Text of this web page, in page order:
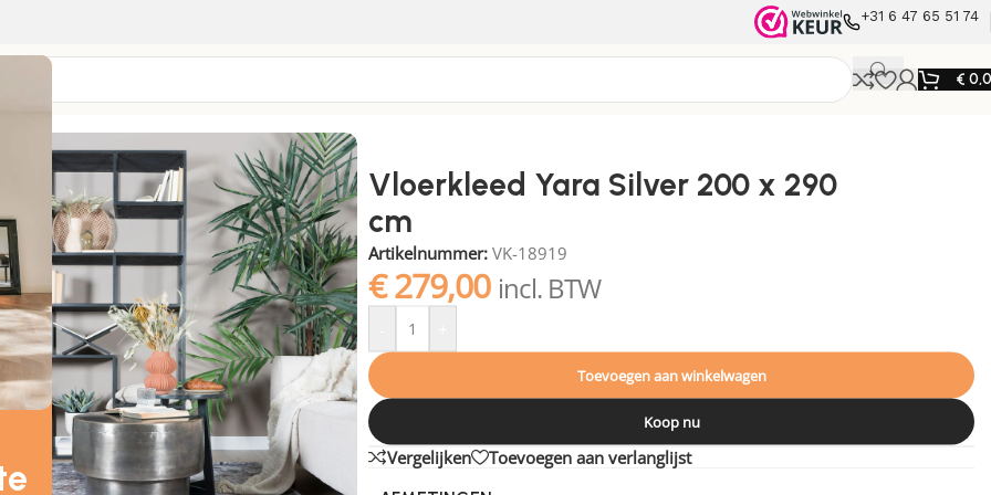
+31 6 47 65 51 74
€
Vloerkleed Yara Silver 200 x 290
cm
Artikelnummer:VK-18919
€279,00 incl. BTW
Toevoegen aan winkelwagen
Koop nu
Vergelijken Toevoegen aan verlanglijst